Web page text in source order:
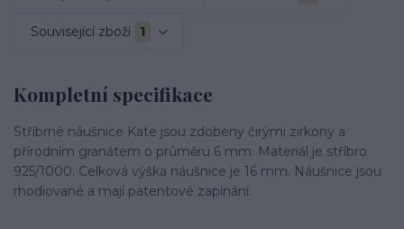
Související zboží 1
Kompletní specifikace
Stříbrné náušnice Kate jsou zdobeny čirými zirkony a
přírodním granátem o průměru 6 mm. Materiál je stříbro
925/1000. Celková výška náušnice je 16 mm. Náušnice jsou
rhodiované a mají patentové zapínání.